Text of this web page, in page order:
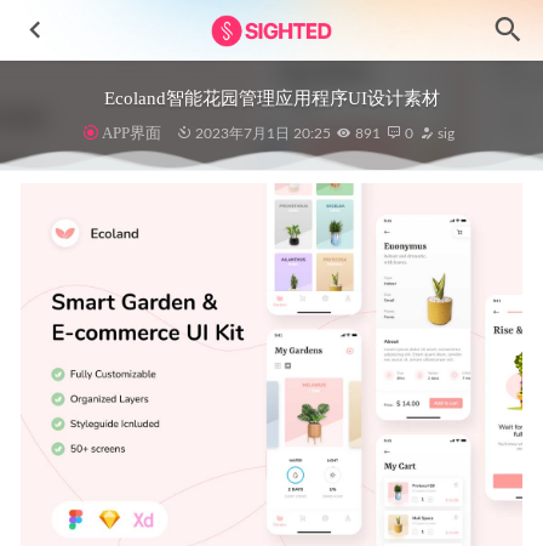
Ecoland智能花园管理应用程序UI设计素材
APP界面 2023年7月1日 20:25 891 0 sig
Chatme – Messenger社交聊天app ui设计 .fig素材
2022-05-12
线上金融场景插画 .ai素材
2021-12-22
NFT数字藏品平台网站UI设计 .fig素材
2022-08-07
DoorHub 家政服务app ui设计 .fig素材
2022-06-15
Jewel bank 银行金融app ui .xd .fig .sketch素材 2021-01-06